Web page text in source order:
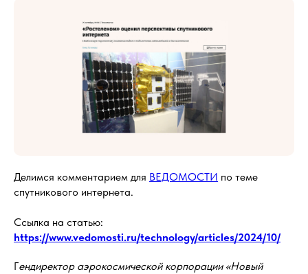
Делимся комментарием для ВЕДОМОСТИ по теме
спутникового интернета.
Ссылка на статью:
https://www.vedomosti.ru/technology/articles/2024/10/
Гендиректор аэрокосмической корпорации «Новый